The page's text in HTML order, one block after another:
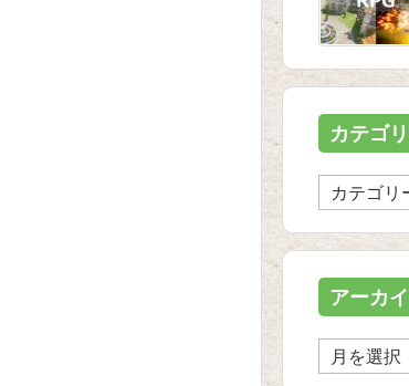
カテゴ
カ
テ
ゴ
リ
ー
アーカ
ー